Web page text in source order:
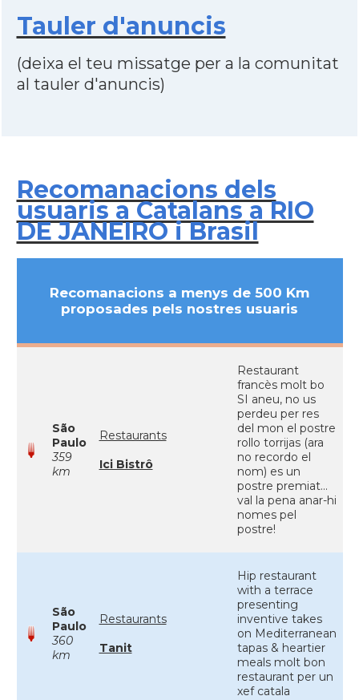
Tauler d'anuncis
(deixa el teu missatge per a la comunitat
al tauler d'anuncis)
Recomanacions dels
usuaris a Catalans a RIO
DE JANEIRO i Brasil
Recomanacions a menys de 500 Km
proposades pels nostres usuaris
São
Paulo
359
km
Restaurants
Ici Bistrô
Restaurant
francès molt bo
SI aneu, no us
perdeu per res
del mon el postre
rollo torrijas (ara
no recordo el
nom) es un
postre premiat...
val la pena anar-hi
nomes pel
postre!
São
Paulo
360
km
Restaurants
Tanit
Hip restaurant
with a terrace
presenting
inventive takes
on Mediterranean
tapas & heartier
meals molt bon
restaurant per un
xef catala